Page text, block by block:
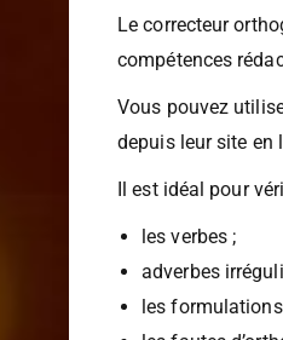
Ginger propose
Le correcteur
compétences
Vous pouvez
depuis leur site en
Il est idéal pour
les verbes ;
adverbes